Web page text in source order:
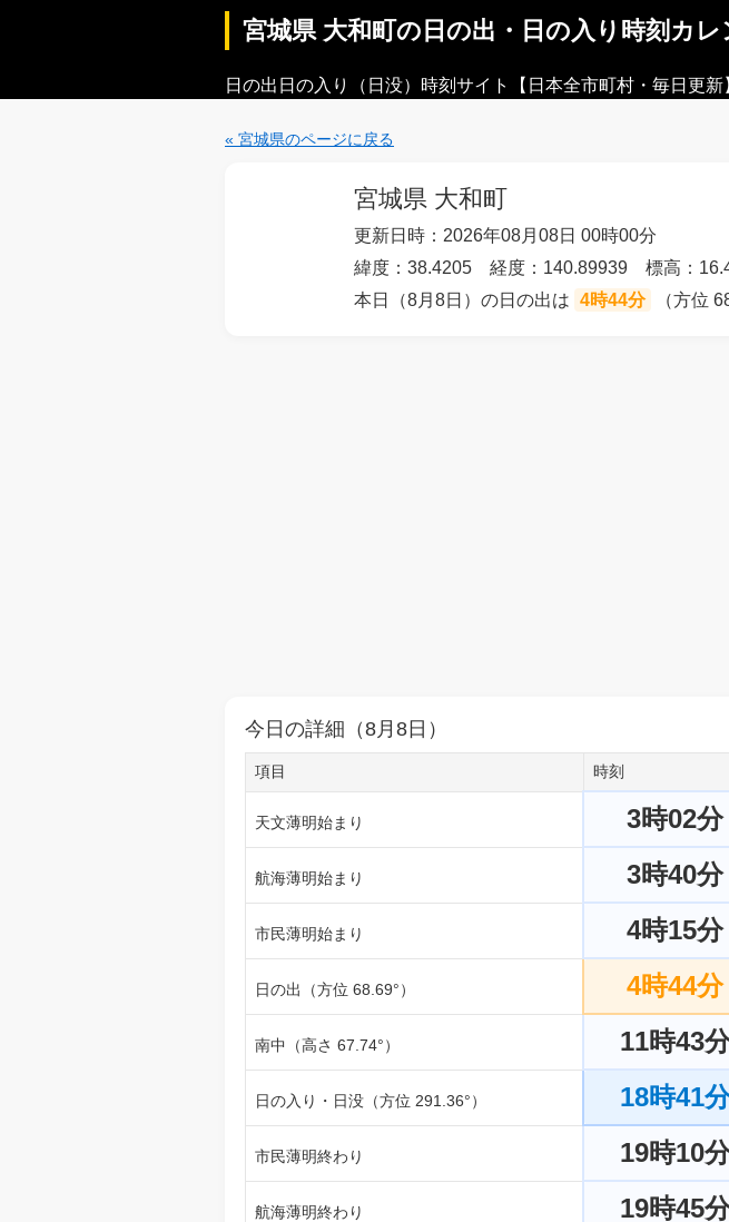
宮城県 大和町の日の出・日の入り時刻カレ
日の出日の入り（日没）時刻サイト【日本全市町村・毎日更新
« 宮城県のページに戻る
宮城県 大和町
更新日時：2026年08月08日 00時00分
緯度：38.4205 経度：140.89939 標高：
本日（8月8日）の日の出は 4時44分 （方位
今日の詳細（8月8日）
項目 時刻
天文薄明始まり 3時02分
航海薄明始まり 3時40分
市民薄明始まり 4時15分
日の出（方位 68.69°） 4時44分
南中（高さ 67.74°） 11時43
日の入り・日没（方位 291.36°） 18時41
市民薄明終わり 19時10
航海薄明終わり 19時45